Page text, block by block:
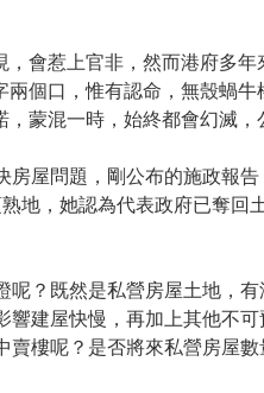
，會惹上官非，然而港府多
兩個口，惟有認命，無殼蝸
，蒙混一時，始終都會幻滅，
房屋問題，剛公布的施政報
地，她認為代表政府已奪
？既然是私營房屋土地，
響建屋快慢，再加上其他不
樓呢？是否將來私營房屋